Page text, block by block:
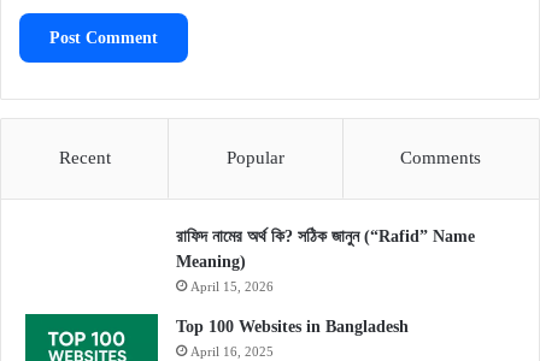
Recent Popular Comments
রাফিদ নামের অর্থ কি? সঠিক জানুন (“Rafid” Name
Meaning)
April 15, 2026
Top 100 Websites in Bangladesh
April 16, 2025